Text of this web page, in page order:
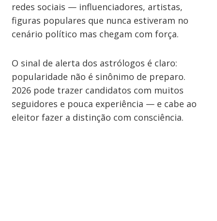
redes sociais — influenciadores, artistas,
figuras populares que nunca estiveram no
cenário político mas chegam com força.
O sinal de alerta dos astrólogos é claro:
popularidade não é sinônimo de preparo.
2026 pode trazer candidatos com muitos
seguidores e pouca experiência — e cabe ao
eleitor fazer a distinção com consciência.